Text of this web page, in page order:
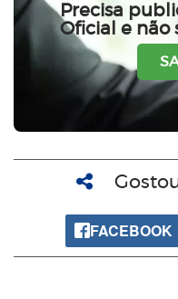
Precisa
Oficial e não
FACEBOOK